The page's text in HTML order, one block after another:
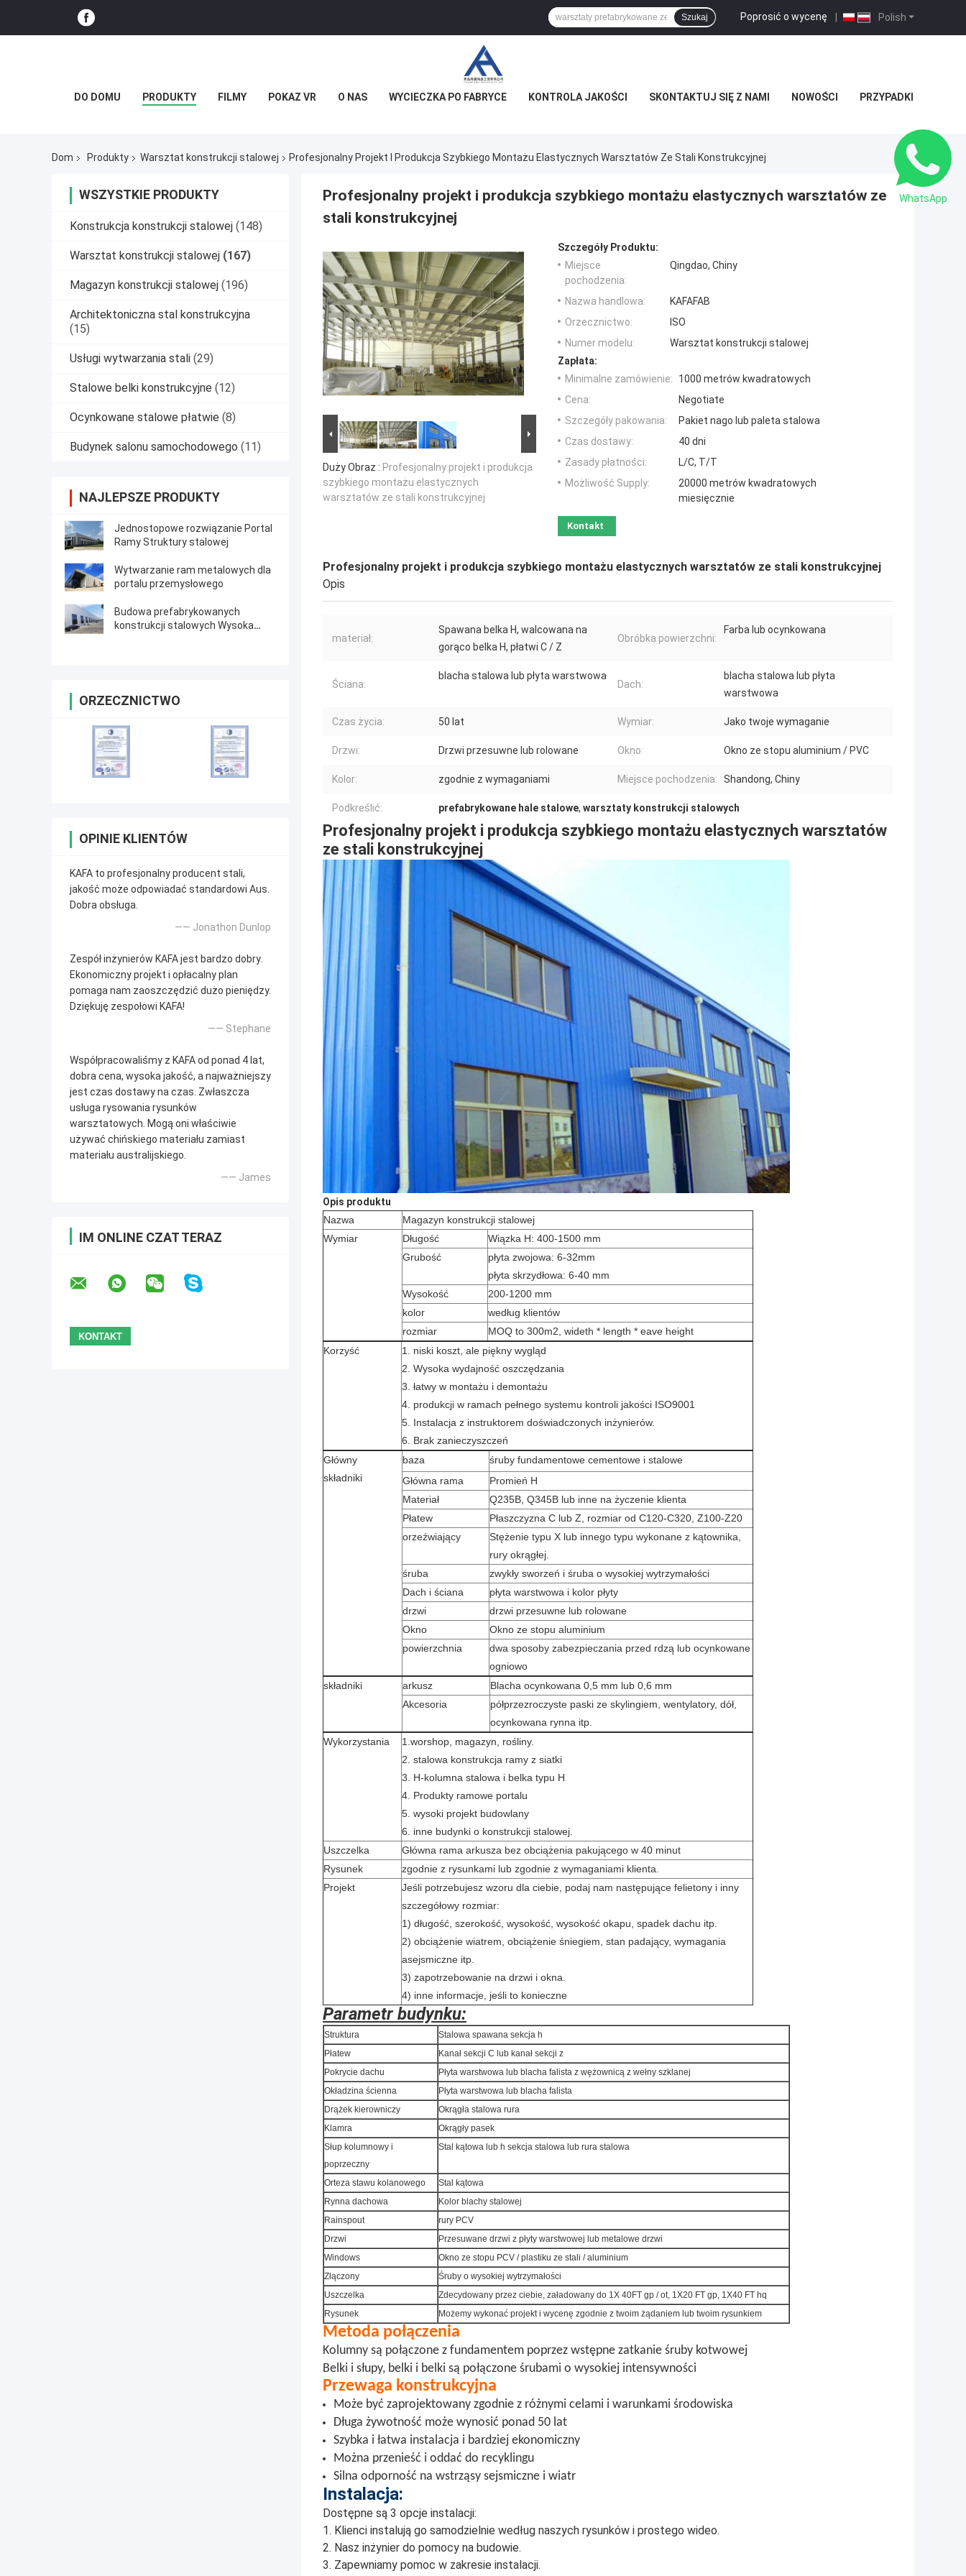
Polish
Poprosić o wycenę |
Szukaj
DO DOMU PRODUKTY FILMY POKAZ VR O NAS WYCIECZKA PO FABRYCE KONTROLA JAKOŚCI SKONTAKTUJ SIĘ Z NAMI NOWOŚCI PRZYPADKI
Dom Produkty Warsztat konstrukcji stalowej Profesjonalny Projekt I Produkcja Szybkiego Montażu Elastycznych Warsztatów Ze Stali Konstrukcyjnej
WSZYSTKIE PRODUKTY
Konstrukcja konstrukcji stalowej (148)
Warsztat konstrukcji stalowej (167)
Magazyn konstrukcji stalowej (196)
Architektoniczna stal konstrukcyjna
(15)
Usługi wytwarzania stali (29)
Stalowe belki konstrukcyjne (12)
Ocynkowane stalowe płatwie (8)
Budynek salonu samochodowego (11)
NAJLEPSZE PRODUKTY
Jednostopowe rozwiązanie Portal
Ramy Struktury stalowej
Wytwarzanie ram metalowych dla
portalu przemysłowego
Budowa prefabrykowanych
konstrukcji stalowych Wysoka
ORZECZNICTWO
OPINIE KLIENTÓW
KAFA to profesjonalny producent stali,
jakość może odpowiadać standardowi Aus.
Dobra obsługa.
—— Jonathon Dunlop
Zespół inżynierów KAFA jest bardzo dobry.
Ekonomiczny projekt i opłacalny plan
pomaga nam zaoszczędzić dużo pieniędzy.
Dziękuję zespołowi KAFA!
—— Stephane
Współpracowaliśmy z KAFA od ponad 4 lat,
dobra cena, wysoka jakość, a najważniejszy
jest czas dostawy na czas. Zwłaszcza
usługa rysowania rysunków
warsztatowych. Mogą oni właściwie
używać chińskiego materiału zamiast
materiału australijskiego.
—— James
IM ONLINE CZAT TERAZ
Profesjonalny projekt i produkcja szybkiego montażu elastycznych warsztatów ze
stali konstrukcyjnej
Duży Obraz : Profesjonalny projekt i produkcja
szybkiego montażu elastycznych
warsztatów ze stali konstrukcyjnej
Szczegóły Produktu:
Miejsce
pochodzenia:
Qingdao, Chiny
Nazwa handlowa:
KAFAFAB
Orzecznictwo:
ISO
Numer modelu:
Warsztat konstrukcji stalowej
Zapłata:
Minimalne zamówienie:
1000 metrów kwadratowych
Cena:
Negotiate
Szczegóły pakowania:
Pakiet nago lub paleta stalowa
Czas dostawy:
40 dni
Zasady płatności:
L/C, T/T
Możliwość Supply:
20000 metrów kwadratowych
miesięcznie
Kontakt
Profesjonalny projekt i produkcja szybkiego montażu elastycznych warsztatów ze stali konstrukcyjnej
Opis
materiał:
Spawana belka H, ​​walcowana na
gorąco belka H, ​​płatwi C / Z
Obróbka powierzchni:
Farba lub ocynkowana
Ściana:
blacha stalowa lub płyta warstwowa
Dach:
blacha stalowa lub płyta
warstwowa
Czas życia: 50 lat Wymiar: Jako twoje wymaganie
Drzwi: Drzwi przesuwne lub rolowane Okno: Okno ze stopu aluminium / PVC
Kolor: zgodnie z wymaganiami Miejsce pochodzenia: Shandong, Chiny
Podkreślić: prefabrykowane hale stalowe, warsztaty konstrukcji stalowych
Profesjonalny projekt i produkcja szybkiego montażu elastycznych warsztatów
ze stali konstrukcyjnej
Opis produktu
Nazwa
Magazyn konstrukcji stalowej
Wymiar
Długość
Wiązka H: 400-1500 mm
Grubość
płyta zwojowa: 6-32mm
płyta skrzydłowa: 6-40 mm
Wysokość
200-1200 mm
kolor
według klientów
rozmiar
MOQ to 300m2, wideth * length * eave height
Korzyść
1. niski koszt, ale piękny wygląd
2. Wysoka wydajność oszczędzania
3. łatwy w montażu i demontażu
4. produkcji w ramach pełnego systemu kontroli jakości ISO9001
5. Instalacja z instruktorem doświadczonych inżynierów.
6. Brak zanieczyszczeń
Główny
składniki
baza
śruby fundamentowe cementowe i stalowe
Główna rama
Promień H
Materiał
Q235B, Q345B lub inne na życzenie klienta
Płatew
Płaszczyzna C lub Z, rozmiar od C120-C320, Z100-Z20
orzeźwiający
Stężenie typu X lub innego typu wykonane z kątownika,
rury okrągłej.
śruba
zwykły sworzeń i śruba o wysokiej wytrzymałości
Dach i ściana
płyta warstwowa i kolor płyty
drzwi
drzwi przesuwne lub rolowane
Okno
Okno ze stopu aluminium
powierzchnia
dwa sposoby zabezpieczania przed rdzą lub ocynkowane
ogniowo
składniki
arkusz
Blacha ocynkowana 0,5 mm lub 0,6 mm
Akcesoria
półprzezroczyste paski ze skylingiem, wentylatory, dół,
ocynkowana rynna itp.
Wykorzystania
1.worshop, magazyn, rośliny.
2. stalowa konstrukcja ramy z siatki
3. H-kolumna stalowa i belka typu H
4. Produkty ramowe portalu
5. wysoki projekt budowlany
6. inne budynki o konstrukcji stalowej.
Uszczelka
Główna rama arkusza bez obciążenia pakującego w 40 minut
Rysunek
zgodnie z rysunkami lub zgodnie z wymaganiami klienta.
Projekt
Jeśli potrzebujesz wzoru dla ciebie, podaj nam następujące felietony i inny
szczegółowy rozmiar:
1) długość, szerokość, wysokość, wysokość okapu, spadek dachu itp.
2) obciążenie wiatrem, obciążenie śniegiem, stan padający, wymagania
asejsmiczne itp.
3) zapotrzebowanie na drzwi i okna.
4) inne informacje, jeśli to konieczne
Parametr budynku:
Struktura
Stalowa spawana sekcja h
Płatew
Kanał sekcji C lub kanał sekcji z
Pokrycie dachu
Płyta warstwowa lub blacha falista z wężownicą z wełny szklanej
Okładzina ścienna
Płyta warstwowa lub blacha falista
Drążek kierowniczy
Okrągła stalowa rura
Klamra
Okrągły pasek
Słup kolumnowy i
poprzeczny
Stal kątowa lub h sekcja stalowa lub rura stalowa
Orteza stawu kolanowego
Stal kątowa
Rynna dachowa
Kolor blachy stalowej
Rainspout
rury PCV
Drzwi
Przesuwane drzwi z płyty warstwowej lub metalowe drzwi
Windows
Okno ze stopu PCV / plastiku ze stali / aluminium
Złączony
Śruby o wysokiej wytrzymałości
Uszczelka
Zdecydowany przez ciebie, załadowany do 1X 40FT gp / ot, 1X20 FT gp, 1X40 FT hq
Rysunek
Możemy wykonać projekt i wycenę zgodnie z twoim żądaniem lub twoim rysunkiem
Metoda połączenia
Kolumny są połączone z fundamentem poprzez wstępne zatkanie śruby kotwowej
Belki i słupy, belki i belki są połączone śrubami o wysokiej intensywności
Przewaga konstrukcyjna
Może być zaprojektowany zgodnie z różnymi celami i warunkami środowiska
Długa żywotność może wynosić ponad 50 lat
Szybka i łatwa instalacja i bardziej ekonomiczny
Można przenieść i oddać do recyklingu
Silna odporność na wstrząsy sejsmiczne i wiatr
Instalacja:
Dostępne są 3 opcje instalacji:
1. Klienci instalują go samodzielnie według naszych rysunków i prostego wideo.
2. Nasz inżynier do pomocy na budowie.
3. Zapewniamy pomoc w zakresie instalacji.
WhatsApp